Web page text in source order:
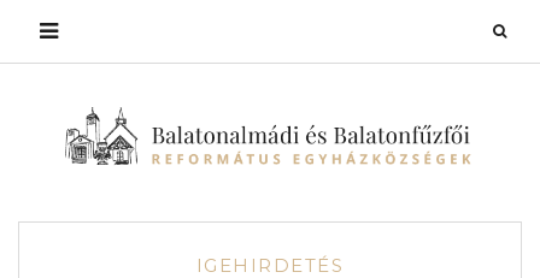
IGEHIRDETÉS